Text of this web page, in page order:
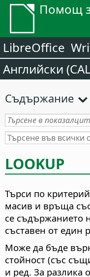
Помощ
LibreOffice
Английски
Съдържание
LOOKUP
Търси по
масив и връща
се съдържанието
съставен от един
Може да бъде
стойност (със
и ред. За разлика